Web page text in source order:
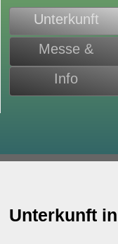
Unterkunft
Messe &
Monteure
Info
Unterkunft